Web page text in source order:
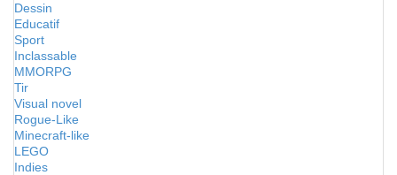
Dessin
Educatif
Sport
Inclassable
MMORPG
Tir
Visual novel
Rogue-Like
Minecraft-like
LEGO
Indies